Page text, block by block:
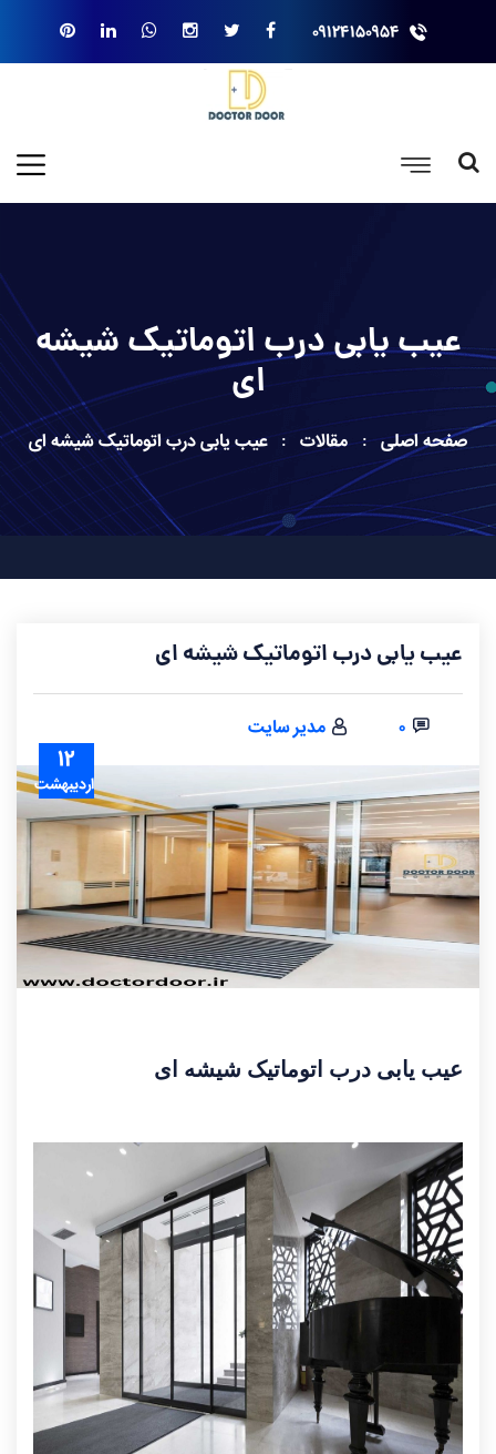
۰۹۱۲۴۱۵۰۹۵۴
عیب یابی درب اتوماتیک شیشه
ای
صفحه اصلی مقالات عیب یابی درب اتوماتیک شیشه ای
عیب یابی درب اتوماتیک شیشه ای
۰ مدیر سایت
۱۲
اردیبهشت
عیب یابی درب اتوماتیک شیشه ای